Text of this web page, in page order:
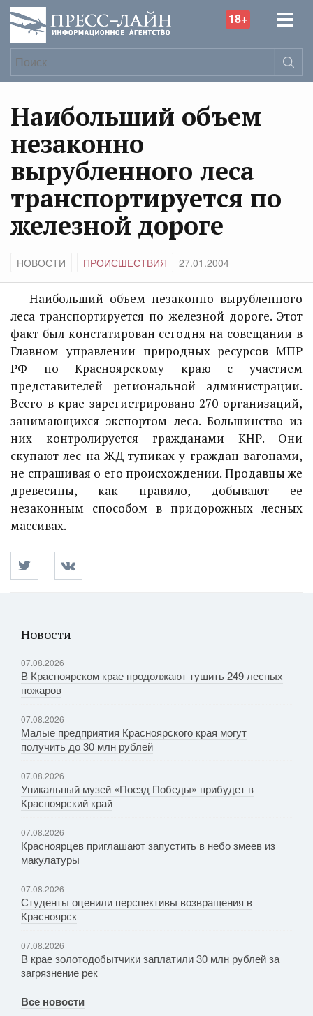
18+
Наибольший объем
незаконно
вырубленного леса
транспортируется по
железной дороге
НОВОСТИ ПРОИСШЕСТВИЯ 27.01.2004
Наибольший объем незаконно вырубленного
леса транспортируется по железной дороге. Этот
факт был констатирован сегодня на совещании в
Главном управлении природных ресурсов МПР
РФ по Красноярскому краю с участием
представителей региональной администрации.
Всего в крае зарегистрировано 270 организаций,
занимающихся экспортом леса. Большинство из
них контролируется гражданами КНР. Они
скупают лес на ЖД тупиках у граждан вагонами,
не спрашивая о его происхождении. Продавцы же
древесины, как правило, добывают ее
незаконным способом в придорожных лесных
массивах.
Новости
07.08.2026
В Красноярском крае продолжают тушить 249 лесных
пожаров
07.08.2026
Малые предприятия Красноярского края могут
получить до 30 млн рублей
07.08.2026
Уникальный музей «Поезд Победы» прибудет в
Красноярский край
07.08.2026
Красноярцев приглашают запустить в небо змеев из
макулатуры
07.08.2026
Студенты оценили перспективы возвращения в
Красноярск
07.08.2026
В крае золотодобытчики заплатили 30 млн рублей за
загрязнение рек
Все новости